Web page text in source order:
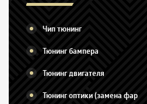
Чип тюнинг
Тюнинг бампера
Тюнинг двигателя
Тюнинг оптики (замена фар